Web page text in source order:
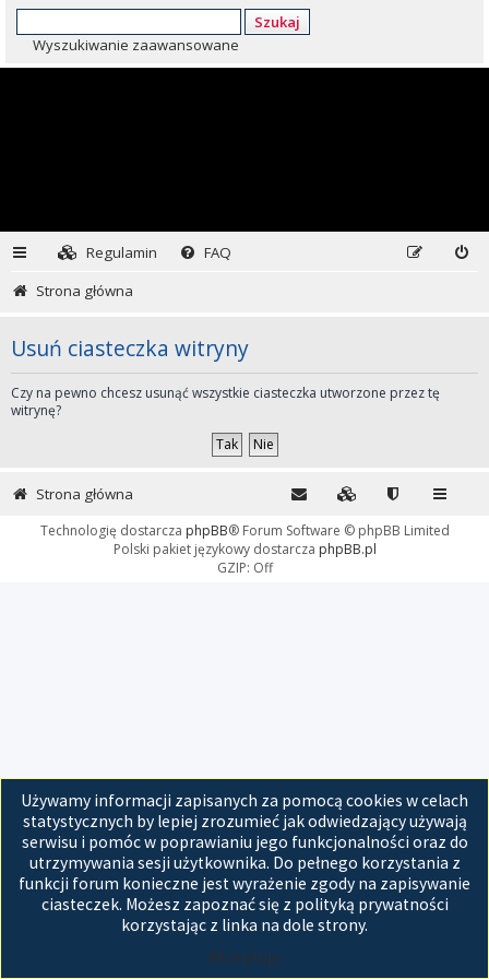
Szukaj
Wyszukiwanie zaawansowane
Regulamin
FAQ
Strona główna
Usuń ciasteczka witryny
Czy na pewno chcesz usunąć wszystkie ciasteczka utworzone przez tę
witrynę?
Używamy informacji zapisanych za pomocą cookies w celach
statystycznych by lepiej zrozumieć jak odwiedzający używają
serwisu i pomóc w poprawianiu jego funkcjonalności oraz do
utrzymywania sesji użytkownika. Do pełnego korzystania z
funkcji forum konieczne jest wyrażenie zgody na zapisywanie
ciasteczek. Możesz zapoznać się z polityką prywatności
korzystając z linka na dole strony.
Akceptuję
Strona główna
Technologię dostarcza phpBB® Forum Software © phpBB Limited
Polski pakiet językowy dostarcza phpBB.pl
GZIP: Off